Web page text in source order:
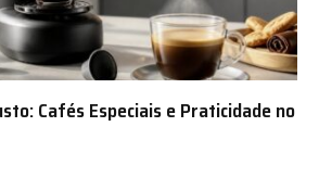
Cafés Especiais e Praticidade no